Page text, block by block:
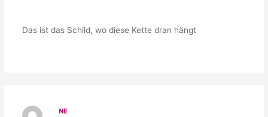
Das ist das Schild, wo diese Kette dran hängt
NE